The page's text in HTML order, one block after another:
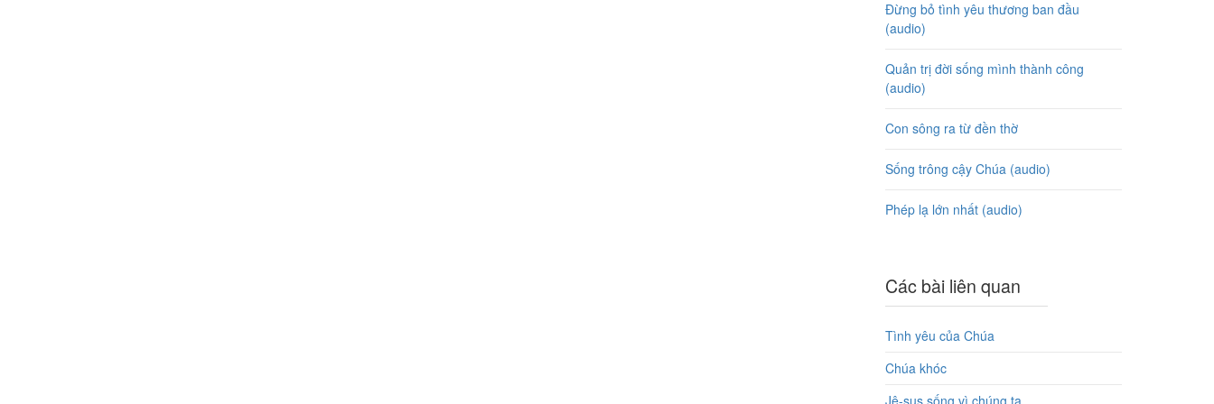
Đừng bỏ tình yêu thương ban đầu
(audio)
Quản trị đời sống mình thành công
(audio)
Con sông ra từ đền thờ
Sống trông cậy Chúa (audio)
Phép lạ lớn nhất (audio)
Các bài liên quan
Tình yêu của Chúa
Chúa khóc
Jê-sus sống vì chúng ta